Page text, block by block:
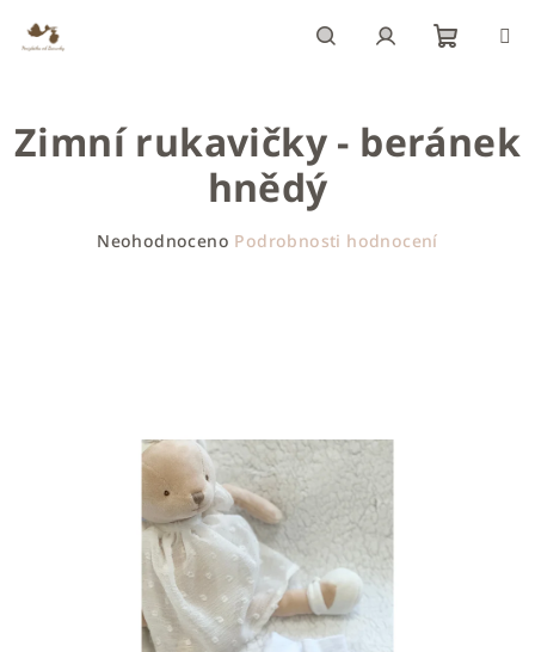
obsah
košík
Zimní rukavičky - beránek
hnědý
Neohodnoceno Podrobnosti hodnocení